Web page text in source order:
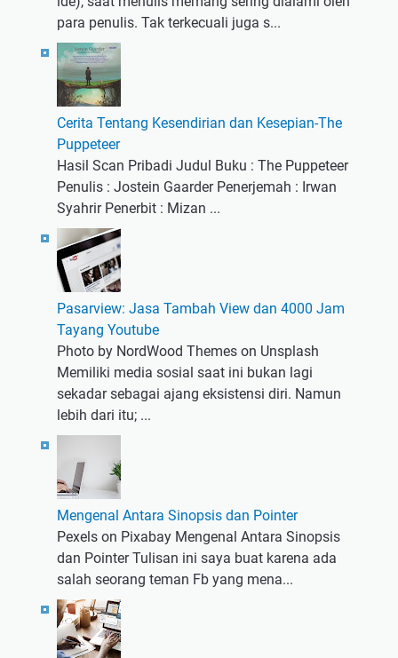
para penulis. Tak terkecuali juga s...
Cerita Tentang Kesendirian dan Kesepian-The
Puppeteer
Hasil Scan Pribadi Judul Buku : The Puppeteer
Penulis : Jostein Gaarder Penerjemah : Irwan
Syahrir Penerbit : Mizan ...
Pasarview: Jasa Tambah View dan 4000 Jam
Tayang Youtube
Photo by NordWood Themes on Unsplash
Memiliki media sosial saat ini bukan lagi
sekadar sebagai ajang eksistensi diri. Namun
lebih dari itu; ...
Mengenal Antara Sinopsis dan Pointer
Pexels on Pixabay Mengenal Antara Sinopsis
dan Pointer Tulisan ini saya buat karena ada
salah seorang teman Fb yang mena...